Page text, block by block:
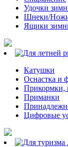
Удочки
Шнеки/
Ящики
Катушки
Оснастка и
Прикормки,
Приманки
Цифровые